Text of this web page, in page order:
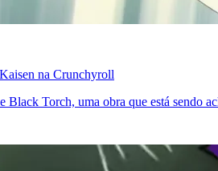
na Crunchyroll
Torch, uma obra que está sendo